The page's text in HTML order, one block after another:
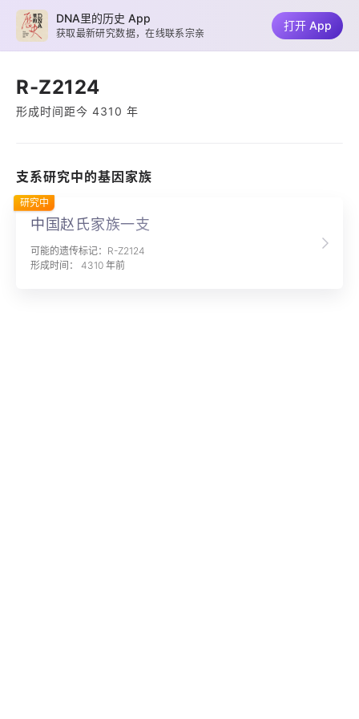
R-Z2124
形成时间距今 4310 年
支系研究中的基因家族
中国赵氏家族一支
可能的遗传标记：R-Z2124
形成时间： 4310 年前
研究中
DNA里的历史 App
获取最新研究数据，在线联系宗亲
打开 App